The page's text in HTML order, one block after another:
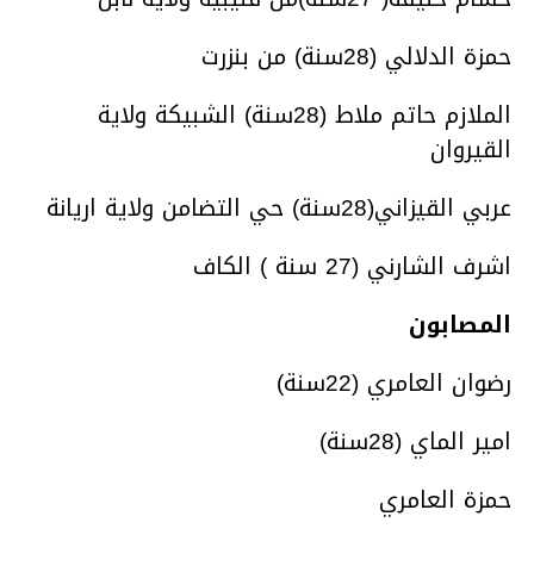
حمزة الدلالي (28سنة) من بنزرت
الملازم حاتم ملاط (28سنة) الشبيكة ولاية
القيروان
عربي القيزاني(28سنة) حي التضامن ولاية اريانة
اشرف الشارني (27 سنة ) الكاف
المصابون
رضوان العامري (22سنة)
امير الماي (28سنة)
حمزة العامري